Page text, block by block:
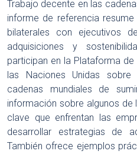
Trabajo decente en las
informe de referencia
bilaterales con ejecutivos
adquisiciones y
participan en la Plataforma
las Naciones Unidas
cadenas mundiales de
información sobre algunos
clave que enfrentan las
desarrollar estrategias de
También ofrece ejemplos